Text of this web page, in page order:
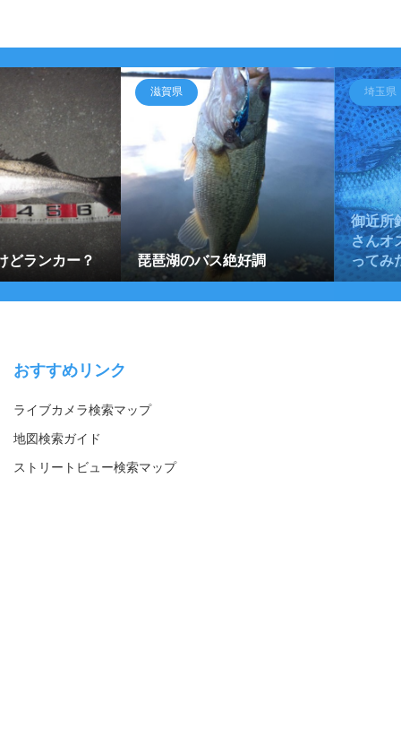
どランカー？
滋賀県
琵琶湖のバス絶好調
埼玉県
御近所
さんオ
ってみ
おすすめリンク
ライブカメラ検索マップ
地図検索ガイド
ストリートビュー検索マップ